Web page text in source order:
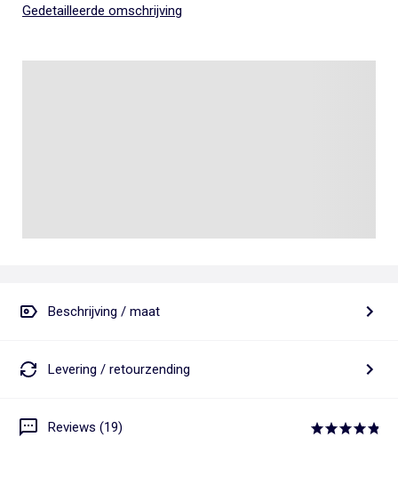
Gedetailleerde omschrijving
Beschrijving / maat
Levering / retourzending
Reviews (19)